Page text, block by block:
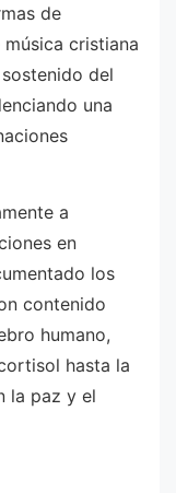
de
cristiana
del
una
a
en
los
contenido
humano,
hasta la
la paz y el